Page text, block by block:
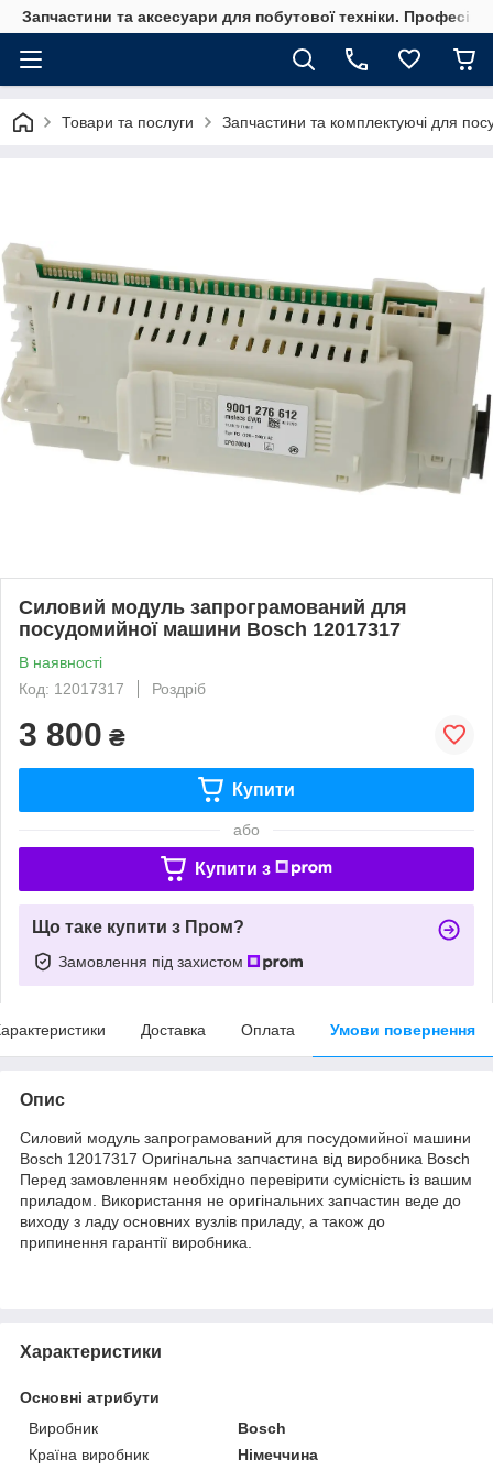
Запчастини та аксесуари для побутової техніки.
Товари та послуги Запчастини та комплектуючі для
Силовий модуль запрограмований для
посудомийної машини Bosch 12017317
В наявності
Код: 12017317
Роздріб
3 800 ₴
Купити
або
Купити з
Що таке купити з Пром?
Замовлення під захистом
Доставка Оплата Умови повернення
Опис
Силовий модуль запрограмований для посудомийної машини
Bosch 12017317 Оригінальна запчастина від виробника Bosch
Перед замовленням необхідно перевірити сумісність із вашим
приладом. Використання не оригінальних запчастин веде до
виходу з ладу основних вузлів приладу, а також до
припинення гарантії виробника.
Характеристики
Основні атрибути
Виробник
Bosch
Країна виробник
Німеччина